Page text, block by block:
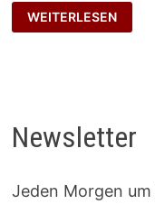
OMA
IHR
KLEIN‘
WEITERLESEN
Newsletter
Jeden Morgen